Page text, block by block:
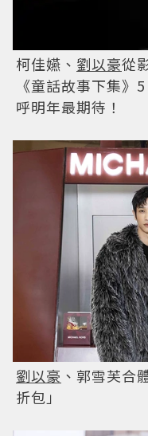
柯佳嬿、 劉以豪從
《童話故事下集》
呼明年最期待！
劉以豪 、郭雪芙合
折包」